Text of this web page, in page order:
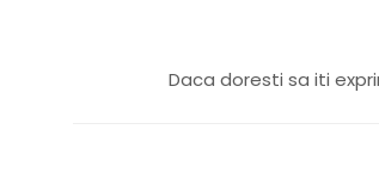
Daca doresti sa iti